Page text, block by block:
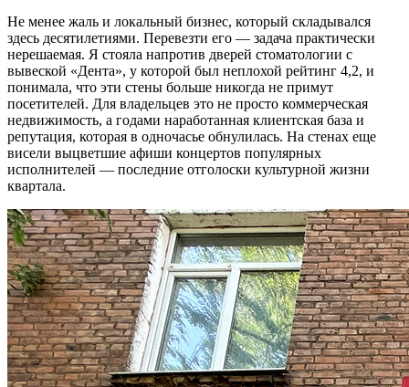
Не менее жаль и локальный бизнес, который складывался
здесь десятилетиями. Перевезти его — задача практически
нерешаемая. Я стояла напротив дверей стоматологии с
вывеской «Дента», у которой был неплохой рейтинг 4,2, и
понимала, что эти стены больше никогда не примут
посетителей. Для владельцев это не просто коммерческая
недвижимость, а годами наработанная клиентская база и
репутация, которая в одночасье обнулилась. На стенах еще
висели выцветшие афиши концертов популярных
исполнителей — последние отголоски культурной жизни
квартала.